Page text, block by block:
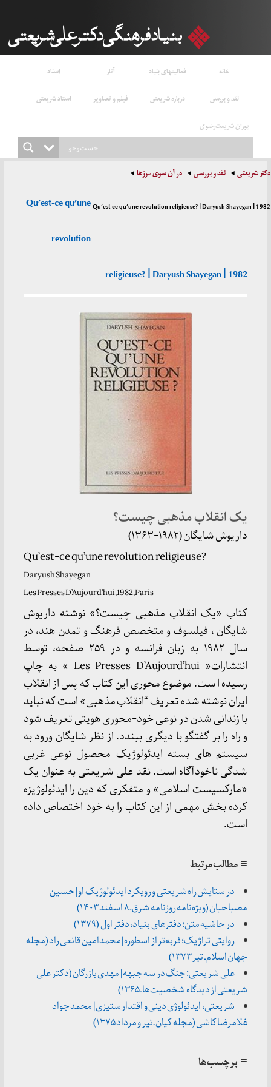
خانه فعالیتهای بنیاد آثار
اسناد
نقد و بررسی
درباره شریعتی فیلم و تصاویر
استاد شریعتی
پوران شریعت‌رضوی
دکتر شریعتی نقد و بررسی در آن سوی مرزها
Qu’est-ce qu’une revolution religieuse? | Daryush Shayegan | 1982
Qu’est-ce qu’une
revolution
religieuse? | Daryush Shayegan | 1982
یک انقلاب مذهبی چیست؟
داریوش شایگان (۱۹۸۲-۱۳۶۳)
Qu’est-ce qu’une revolution religieuse?
Daryush Shayegan
Les Presses D’Aujourd’hui,1982,Paris
کتاب «یک انقلاب مذهبی چیست؟» نوشته داریوش
شایگان ، فیلسوف و متخصص فرهنگ و تمدن هند، در
سال ۱۹۸۲ به زبان فرانسه و در ۲۵۹ صفحه، توسط
انتشارات« Les Presses D’Aujourd’hui » به چاپ
رسیده ا ست. موضوع محوری این کتاب که پس از انقلاب
ایران نوشته شده تعریف “انقلاب مذهبی» است که نباید
با زندانی شدن در نوعی خود-محوری هویتی تعریف شود
و راه را بر گفتگو با دیگری ببندد. از نظر شایگان ورود به
سیستم های بسته ایدئولوژیک محصول نوعی غربی
شدگی ناخودآگاه است. نقد علی شریعتی به عنوان یک
«مارکسیست اسلامی» و متفکری که دین را ایدئولوژیزه
کرده بخش مهمی از این کتاب را به خود اختصاص داده
است.
≡ مطالب مرتبط
در ستایش راه شریعتی و رویکرد ایدئولوژیک او | حسین
مصباحیان (ویژه‌نامه‌ روزنامه شرق ـ ۸ اسفند ۱۴۰۳)
در حاشیه متن؛ دفترهای بنیاد، دفتر اول (۱۳۷۹)
روایتی تراژیک؛ فربه‌تر از اسطوره | محمدامین قانعی راد (مجله
جهان اسلام ـ تیر ۱۳۷۳)
علی شریعتی: جنگ در سه جبهه | مهدی بازرگان (دکتر علی
شریعتی از دیدگاه شخصیت‌ها ـ ۱۳۶۵)
شریعتی، ایدئولوژی دینی و اقتدار ستیزی | محمد جواد
غلامرضا کاشی (مجله کیان ـ تیر و مرداد ۱۳۷۵)
≡ برچسب‌ها